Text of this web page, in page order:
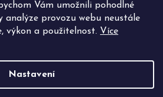
Vám umožnili pohodlné
analýze provozu webu neustále
výkon a použitelnost. Více
Nastavení
Vytvořil Shoptet